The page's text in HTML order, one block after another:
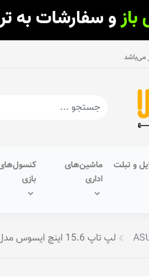
می‌باشد
و تبلت
ماشین‌های
اداری
بازی
لپ تاپ 15.6 اینچ ایسوس مدل R565EA-UH51T–B